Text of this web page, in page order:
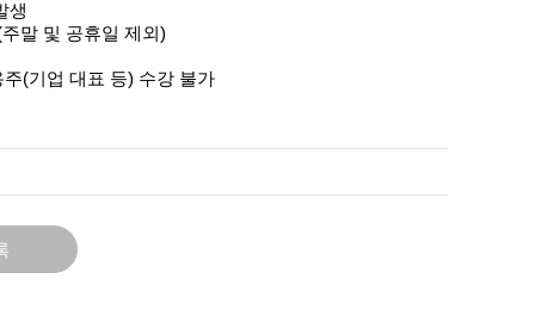
생
주말 및 공휴일 제외 )
주(기업 대표 등) 수강 불가